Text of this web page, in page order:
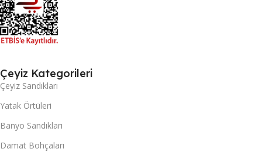
Çeyiz Kategorileri
Çeyiz Sandıkları
Yatak Örtüleri
Banyo Sandıkları
Damat Bohçaları